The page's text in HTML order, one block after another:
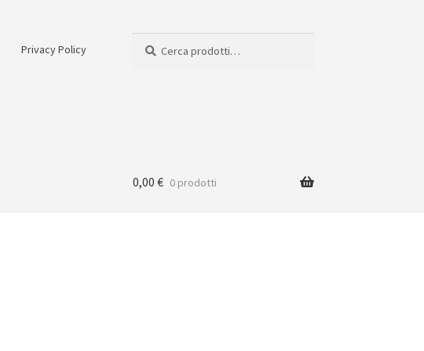
Privacy Policy
0,00 € 0 prodotti